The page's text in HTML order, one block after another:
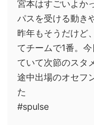
宮本はすごいよか
パスを受ける動き
昨年もそうだけど
てチームで1番。
ていて次節のスタ
途中出場のオセフ
た
#spulse